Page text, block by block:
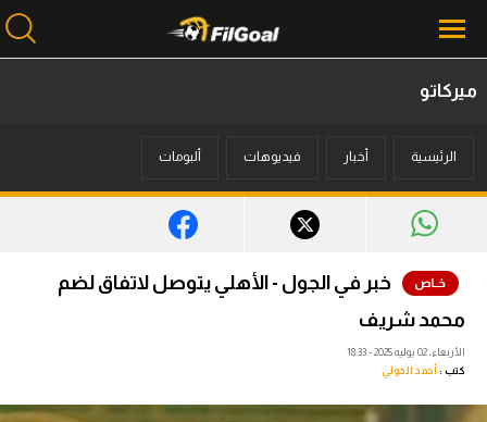
أخبار
ميركاتو
فانتازي في الجول
ميركاتو
الرئيسية أخبار فيديوهات ألبومات
خبر في الجول - الأهلي يتوصل لاتفاق لضم
محمد شريف
الأربعاء، 02 يوليه 2025 - 18:33
كتب : أحمد الخولي